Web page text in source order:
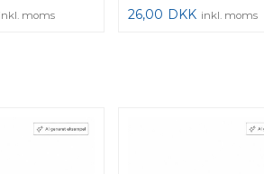
inkl. moms 26,00 DKK inkl. moms